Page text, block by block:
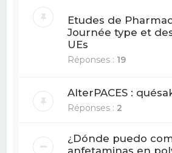
Etudes de
Journée type et
UEs
Réponses : 19
AlterPACES :
Réponses : 2
¿Dónde puedo